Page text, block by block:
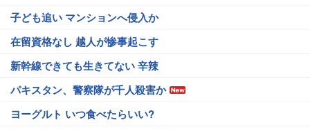
子ども追い マンションへ侵入か
在留資格なし 越人が惨事起こす
新幹線できても生きてない 辛辣
パキスタン、警察隊が千人殺害か
ヨーグルト いつ食べたらいい?